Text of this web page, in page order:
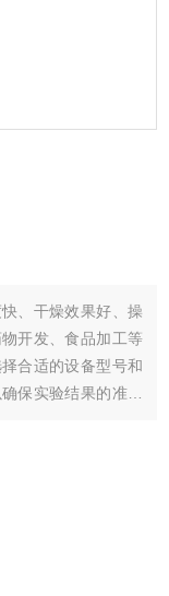
、干燥效果好、操
开发、食品加工等
合适的设备型号和
保实验结果的准确